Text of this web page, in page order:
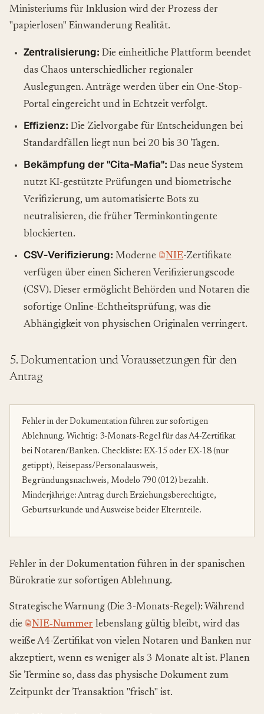
Ministeriums für Inklusion wird der Prozess der
"papierlosen" Einwanderung Realität.
Zentralisierung: Die einheitliche Plattform beendet
das Chaos unterschiedlicher regionaler
Auslegungen. Anträge werden über ein One-Stop-
Portal eingereicht und in Echtzeit verfolgt.
Effizienz: Die Zielvorgabe für Entscheidungen bei
Standardfällen liegt nun bei 20 bis 30 Tagen.
Bekämpfung der "Cita-Mafia": Das neue System
nutzt KI-gestützte Prüfungen und biometrische
Verifizierung, um automatisierte Bots zu
neutralisieren, die früher Terminkontingente
blockierten.
CSV-Verifizierung: Moderne NIE-Zertifikate
verfügen über einen Sicheren Verifizierungscode
(CSV). Dieser ermöglicht Behörden und Notaren die
sofortige Online-Echtheitsprüfung, was die
Abhängigkeit von physischen Originalen verringert.
5. Dokumentation und Voraussetzungen für den
Antrag
Fehler in der Dokumentation führen zur sofortigen
Ablehnung. Wichtig: 3-Monats-Regel für das A4-Zertifikat
bei Notaren/Banken. Checkliste: EX-15 oder EX-18 (nur
getippt), Reisepass/Personalausweis,
Begründungsnachweis, Modelo 790 (012) bezahlt.
Minderjährige: Antrag durch Erziehungsberechtigte,
Geburtsurkunde und Ausweise beider Elternteile.
Fehler in der Dokumentation führen in der spanischen
Bürokratie zur sofortigen Ablehnung.
Strategische Warnung (Die 3-Monats-Regel): Während
die
NIE-Nummer lebenslang gültig bleibt, wird das
weiße A4-Zertifikat von vielen Notaren und Banken nur
akzeptiert, wenn es weniger als 3 Monate alt ist. Planen
Sie Termine so, dass das physische Dokument zum
Zeitpunkt der Transaktion "frisch" ist.